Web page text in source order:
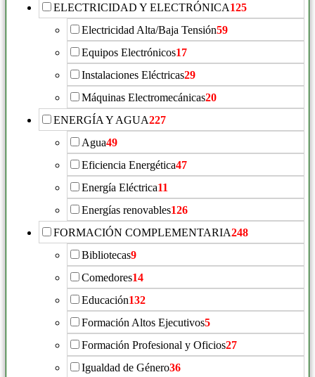
ELECTRICIDAD Y ELECTRÓNICA125
Electricidad Alta/Baja Tensión59
Equipos Electrónicos17
Instalaciones Eléctricas29
Máquinas Electromecánicas20
ENERGÍA Y AGUA227
Agua49
Eficiencia Energética47
Energía Eléctrica11
Energías renovables126
FORMACIÓN COMPLEMENTARIA248
Bibliotecas9
Comedores14
Educación132
Formación Altos Ejecutivos5
Formación Profesional y Oficios27
Igualdad de Género36